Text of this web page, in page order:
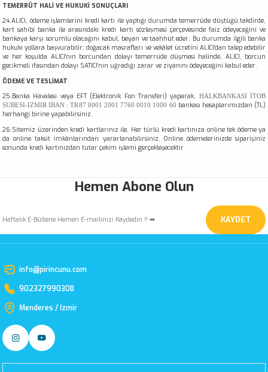
TEMERRÜT HALİ VE HUKUKİ SONUÇLARI
24.ALICI, ödeme işlemlerini kredi kartı ile yaptığı durumda temerrüde düştüğü takdirde,
kart sahibi banka ile arasındaki kredi kartı sözleşmesi çerçevesinde faiz ödeyeceğini ve
bankaya karşı sorumlu olacağını kabul, beyan ve taahhüt eder. Bu durumda ilgili banka
hukuki yollara başvurabilir; doğacak masrafları ve vekâlet ücretini ALICI’dan talep edebilir
ve her koşulda ALICI’nın borcundan dolayı temerrüde düşmesi halinde, ALICI, borcun
gecikmeli ifasından dolayı SATICI’nın uğradığı zarar ve ziyanını ödeyeceğini kabul eder.
ÖDEME VE TESLİMAT
25.Banka Havalesi veya EFT (Elektronik Fon Transferi) yaparak, HALKBANKASI İTOB
SUBESI-IZMIR IBAN : TR87 0001 2001 7760 0010 1000 60 bankası hesaplarımızdan (TL)
herhangi birine yapabilirsiniz.
26.Sitemiz üzerinden kredi kartlarınız ile, Her türlü kredi kartınıza online tek ödeme ya
da online taksit imkânlarından yararlanabilirsiniz. Online ödemelerinizde siparişiniz
sonunda kredi kartınızdan tutar çekim işlemi gerçekleşecektir
Hemen Abone Olun
KAYDET
info@pirincunu.com
902327990308
Menderes / İzmir